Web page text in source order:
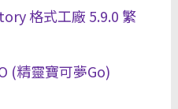
格式工廠 5.9.0 繁
(精靈寶可夢Go)